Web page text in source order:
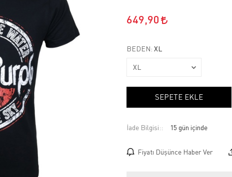
649,90
BEDEN: XL
SEPETE EKLE
İade Bilgisi:
Fiyatı Düşünce Haber Ver